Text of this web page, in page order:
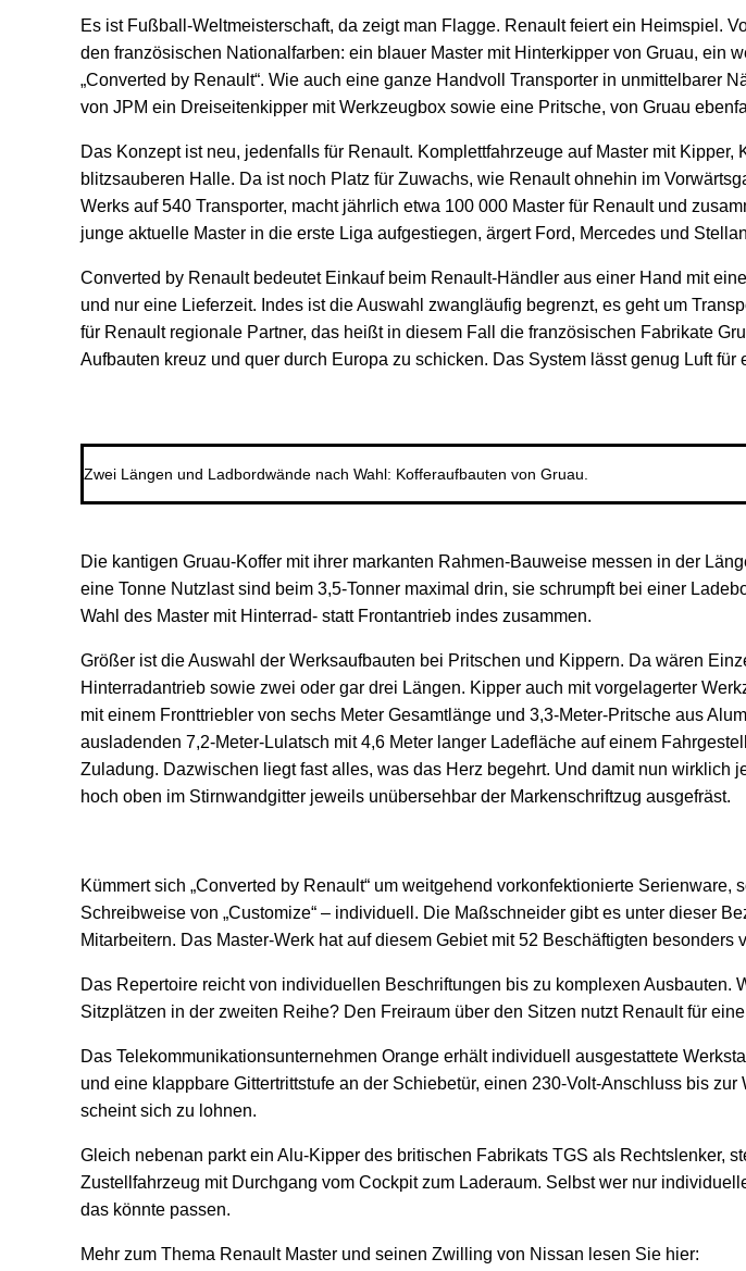
Es ist Fußball-Weltmeisterschaft, da zeigt man Flagge. Renault feiert ein Heimspiel.
den französischen Nationalfarben: ein blauer Master mit Hinterkipper von Gruau, ein
„Converted by Renault“. Wie auch eine ganze Handvoll Transporter in unmittelbarer
von JPM ein Dreiseitenkipper mit Werkzeugbox sowie eine Pritsche, von Gruau
Das Konzept ist neu, jedenfalls für Renault. Komplettfahrzeuge auf Master mit
blitzsauberen Halle. Da ist noch Platz für Zuwachs, wie Renault ohnehin im
Werks auf 540 Transporter, macht jährlich etwa 100 000 Master für Renault und
junge aktuelle Master in die erste Liga aufgestiegen, ärgert Ford, Mercedes und
Converted by Renault bedeutet Einkauf beim Renault-Händler aus einer Hand mit
und nur eine Lieferzeit. Indes ist die Auswahl zwangläufig begrenzt, es geht um
für Renault regionale Partner, das heißt in diesem Fall die französischen Fabrikate
Aufbauten kreuz und quer durch Europa zu schicken. Das System lässt genug Luft
Zwei Längen und Ladbordwände nach Wahl: Kofferaufbauten von Gruau.
Die kantigen Gruau-Koffer mit ihrer markanten Rahmen-Bauweise messen in der
eine Tonne Nutzlast sind beim 3,5-Tonner maximal drin, sie schrumpft bei einer
Wahl des Master mit Hinterrad- statt Frontantrieb indes zusammen.
Größer ist die Auswahl der Werksaufbauten bei Pritschen und Kippern. Da wären
Hinterradantrieb sowie zwei oder gar drei Längen. Kipper auch mit vorgelagerter
mit einem Fronttriebler von sechs Meter Gesamtlänge und 3,3-Meter-Pritsche aus
ausladenden 7,2-Meter-Lulatsch mit 4,6 Meter langer Ladefläche auf einem
Zuladung. Dazwischen liegt fast alles, was das Herz begehrt. Und damit nun
hoch oben im Stirnwandgitter jeweils unübersehbar der Markenschriftzug ausgefräst.
Kümmert sich „Converted by Renault“ um weitgehend vorkonfektionierte Serienware,
Schreibweise von „Customize“ – individuell. Die Maßschneider gibt es unter dieser
Mitarbeitern. Das Master-Werk hat auf diesem Gebiet mit 52 Beschäftigten besonders
Das Repertoire reicht von individuellen Beschriftungen bis zu komplexen
Sitzplätzen in der zweiten Reihe? Den Freiraum über den Sitzen nutzt Renault für
Das Telekommunikationsunternehmen Orange erhält individuell ausgestattete
und eine klappbare Gittertrittstufe an der Schiebetür, einen 230-Volt-Anschluss bis
scheint sich zu lohnen.
Gleich nebenan parkt ein Alu-Kipper des britischen Fabrikats TGS als Rechtslenker,
Zustellfahrzeug mit Durchgang vom Cockpit zum Laderaum. Selbst wer nur
das könnte passen.
Mehr zum Thema Renault Master und seinen Zwilling von Nissan lesen Sie hier: